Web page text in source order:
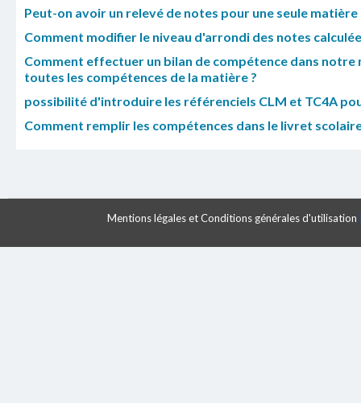
Peut-on avoir un relevé de notes pour une seule matière
Comment modifier le niveau d'arrondi des notes
Comment effectuer un bilan de compétence dans
toutes les compétences de la matière ?
possibilité d'introduire les référenciels CLM et TC4A
Comment remplir les compétences dans le livret
Mentions légales et Conditions générales d'utilisation